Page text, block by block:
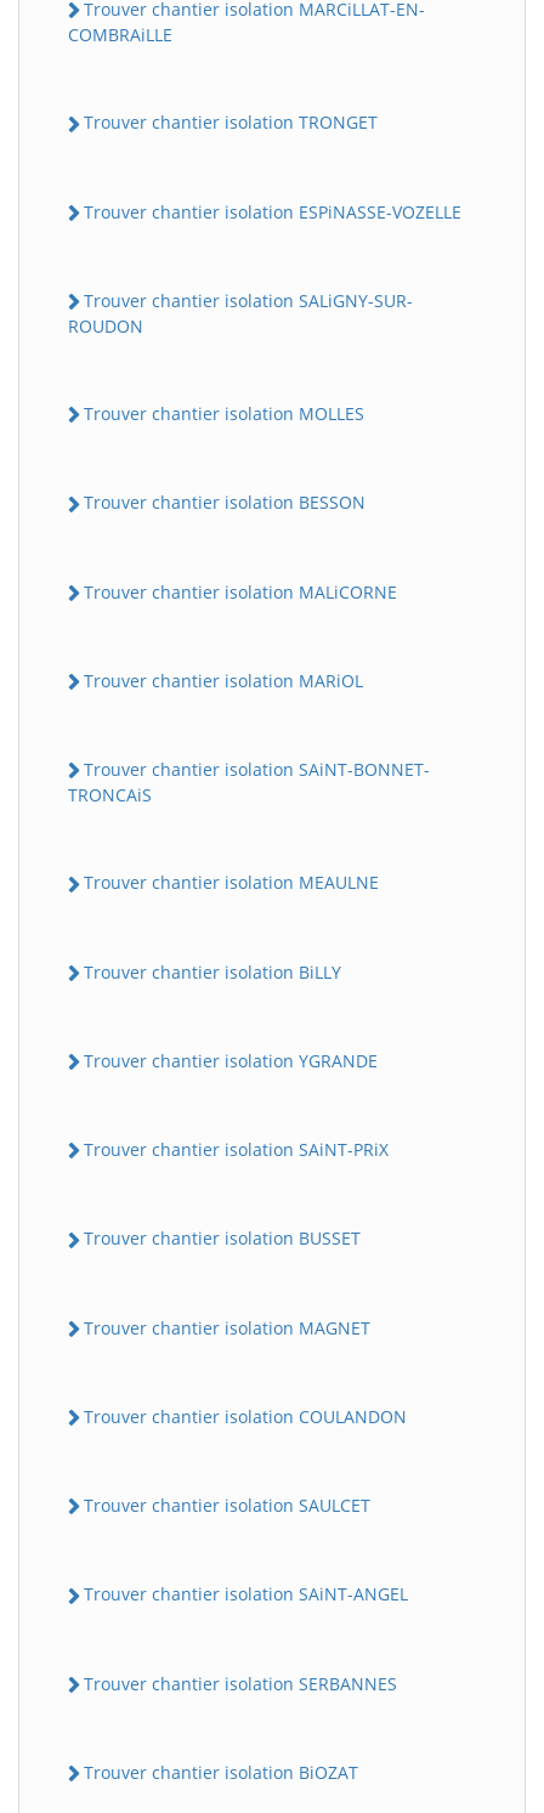
Trouver chantier isolation MARCiLLAT-EN-
COMBRAiLLE
Trouver chantier isolation TRONGET
Trouver chantier isolation ESPiNASSE-VOZELLE
Trouver chantier isolation SALiGNY-SUR-
ROUDON
Trouver chantier isolation MOLLES
Trouver chantier isolation BESSON
Trouver chantier isolation MALiCORNE
Trouver chantier isolation MARiOL
Trouver chantier isolation SAiNT-BONNET-
TRONCAiS
Trouver chantier isolation MEAULNE
Trouver chantier isolation BiLLY
Trouver chantier isolation YGRANDE
Trouver chantier isolation SAiNT-PRiX
Trouver chantier isolation BUSSET
Trouver chantier isolation MAGNET
Trouver chantier isolation COULANDON
Trouver chantier isolation SAULCET
Trouver chantier isolation SAiNT-ANGEL
Trouver chantier isolation SERBANNES
Trouver chantier isolation BiOZAT